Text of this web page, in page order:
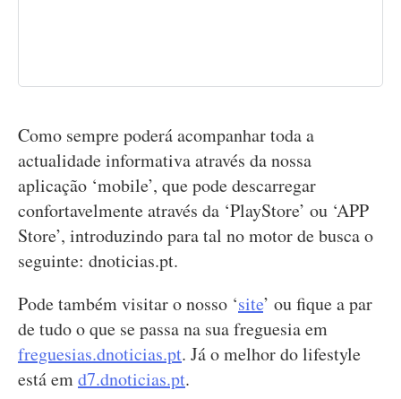
Como sempre poderá acompanhar toda a
actualidade informativa através da nossa
aplicação ‘mobile’, que pode descarregar
confortavelmente através da ‘PlayStore’ ou ‘APP
Store’, introduzindo para tal no motor de busca o
seguinte: dnoticias.pt.
Pode também visitar o nosso ‘site’ ou fique a par
de tudo o que se passa na sua freguesia em
freguesias.dnoticias.pt. Já o melhor do lifestyle
está emd7.dnoticias.pt.